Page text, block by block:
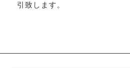
引致します。